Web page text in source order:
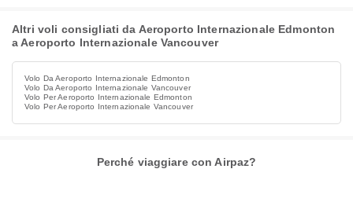
Altri voli consigliati da Aeroporto Internazionale Edmonton
a Aeroporto Internazionale Vancouver
Volo Da Aeroporto Internazionale Edmonton
Volo Da Aeroporto Internazionale Vancouver
Volo Per Aeroporto Internazionale Edmonton
Volo Per Aeroporto Internazionale Vancouver
Perché viaggiare con Airpaz?